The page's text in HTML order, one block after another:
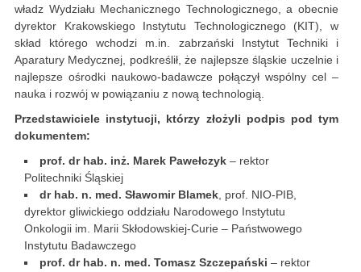
władz Wydziału Mechanicznego Technologicznego, a obecnie
dyrektor Krakowskiego Instytutu Technologicznego (KIT), w
skład którego wchodzi m.in. zabrzański Instytut Techniki i
Aparatury Medycznej, podkreślił, że najlepsze śląskie uczelnie i
najlepsze ośrodki naukowo-badawcze połączył wspólny cel –
nauka i rozwój w powiązaniu z nową technologią.
Przedstawiciele instytucji, którzy złożyli podpis pod tym
dokumentem:
prof. dr hab. inż. Marek Pawełczyk – rektor
Politechniki Śląskiej
dr hab. n. med. Sławomir Blamek , prof. NIO-PIB,
dyrektor gliwickiego oddziału Narodowego Instytutu
Onkologii im. Marii Skłodowskiej-Curie – Państwowego
Instytutu Badawczego
prof. dr hab. n. med. Tomasz Szczepański – rektor